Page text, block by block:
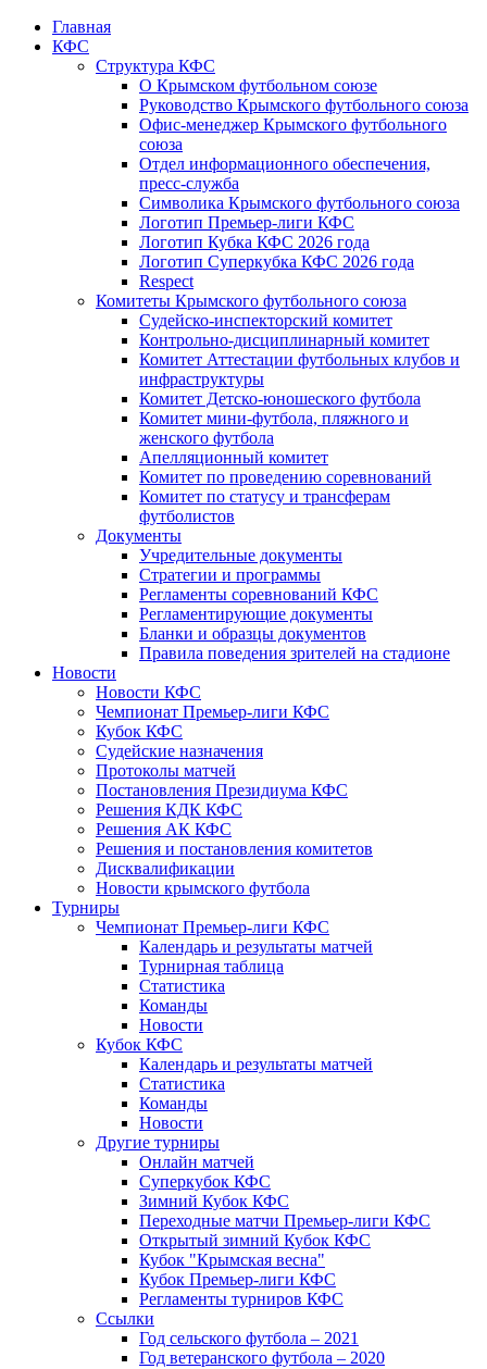
Главная
КФС
Структура КФС
О Крымском футбольном союзе
Руководство Крымского футбольного союза
Офис-менеджер Крымского футбольного
союза
Отдел информационного обеспечения,
пресс-служба
Символика Крымского футбольного союза
Логотип Премьер-лиги КФС
Логотип Кубка КФС 2026 года
Логотип Суперкубка КФС 2026 года
Respect
Комитеты Крымского футбольного союза
Судейско-инспекторский комитет
Контрольно-дисциплинарный комитет
Комитет Аттестации футбольных клубов и
инфраструктуры
Комитет Детско-юношеского футбола
Комитет мини-футбола, пляжного и
женского футбола
Апелляционный комитет
Комитет по проведению соревнований
Комитет по статусу и трансферам
футболистов
Документы
Учредительные документы
Стратегии и программы
Регламенты соревнований КФС
Регламентирующие документы
Бланки и образцы документов
Правила поведения зрителей на стадионе
Новости
Новости КФС
Чемпионат Премьер-лиги КФС
Кубок КФС
Судейские назначения
Протоколы матчей
Постановления Президиума КФС
Решения КДК КФС
Решения АК КФС
Решения и постановления комитетов
Дисквалификации
Новости крымского футбола
Турниры
Чемпионат Премьер-лиги КФС
Календарь и результаты матчей
Турнирная таблица
Статистика
Команды
Новости
Кубок КФС
Календарь и результаты матчей
Статистика
Команды
Новости
Другие турниры
Онлайн матчей
Суперкубок КФС
Зимний Кубок КФС
Переходные матчи Премьер-лиги КФС
Открытый зимний Кубок КФС
Кубок "Крымская весна"
Кубок Премьер-лиги КФС
Регламенты турниров КФС
Ссылки
Год сельского футбола – 2021
Год ветеранского футбола – 2020